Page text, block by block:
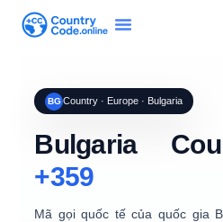
BG Country · Europe · Bulgaria
Bulgaria
+359
Mã gọi quốc tế của quốc gia